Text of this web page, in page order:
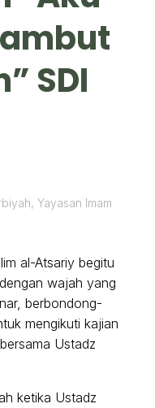
SDI
, Yayasan Imam
al-Atsariy begitu
wajah yang
berbondong-
mengikuti kajian
Ustadz
ketika Ustadz